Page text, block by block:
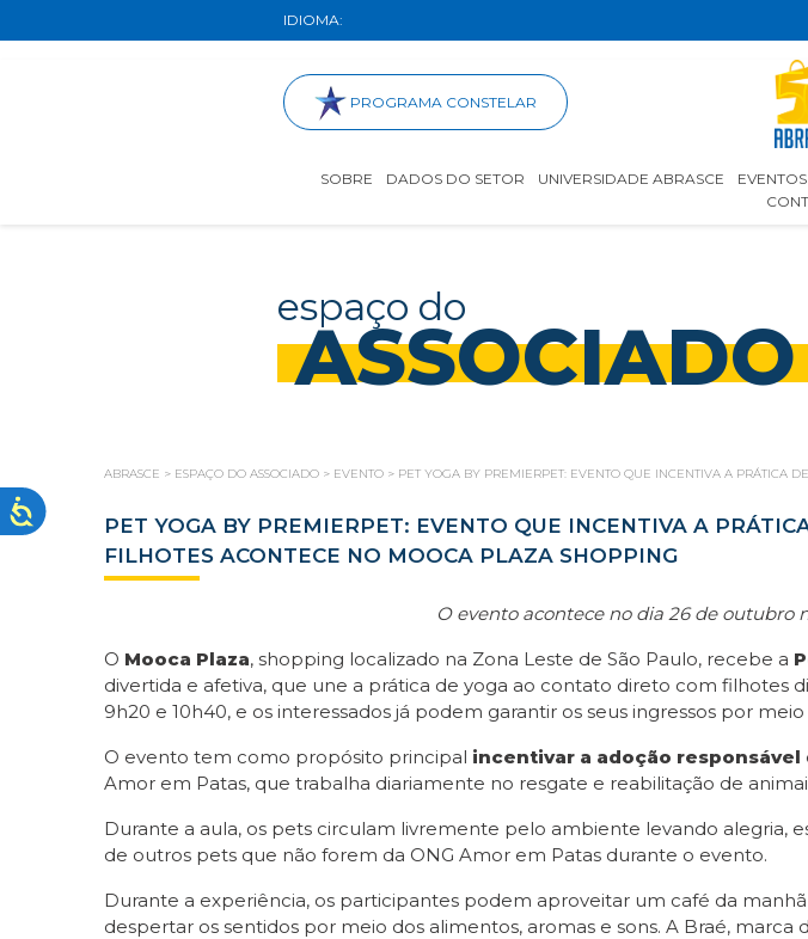
IDIOMA:
PROGRAMA CONSTELAR
SOBRE DADOS DO SETOR UNIVERSIDADE ABRASCE EVENTOS
espaço do
ASSOCIADO
ABRASCE > ESPAÇO DO ASSOCIADO > EVENTO > PET YOGA BY PREMIERPET: EVENTO QUE INCENTIVA A PRÁTICA
PET YOGA BY PREMIERPET: EVENTO QUE INCENTIVA A
FILHOTES ACONTECE NO MOOCA PLAZA SHOPPING
O evento acontece no dia 26 de outubro
O Mooca Plaza, shopping localizado na Zona Leste de São Paulo, recebe a
divertida e afetiva, que une a prática de yoga ao contato direto com filhotes
9h20 e 10h40, e os interessados já podem garantir os seus ingressos por
O evento tem como propósito principal incentivar a adoção responsável
Amor em Patas, que trabalha diariamente no resgate e reabilitação de
Durante a aula, os pets circulam livremente pelo ambiente levando alegria,
de outros pets que não forem da ONG Amor em Patas durante o evento.
Durante a experiência, os participantes podem aproveitar um café da
despertar os sentidos por meio dos alimentos, aromas e sons. A Braé,